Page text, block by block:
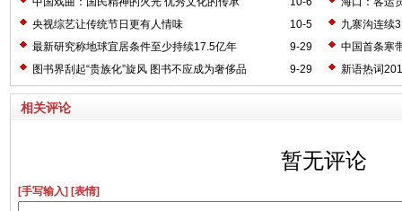
10-5
央视综艺让传统节日更有人情味
九寨沟连续
9-29
最新研究称地球宜居条件至少持续17.5亿年
中国首条寒
9-29
图书界刮起“贵族化”旋风 图书不应成为奢侈品 新语热词
相关评论
暂无评论
[手写输入] [表情]